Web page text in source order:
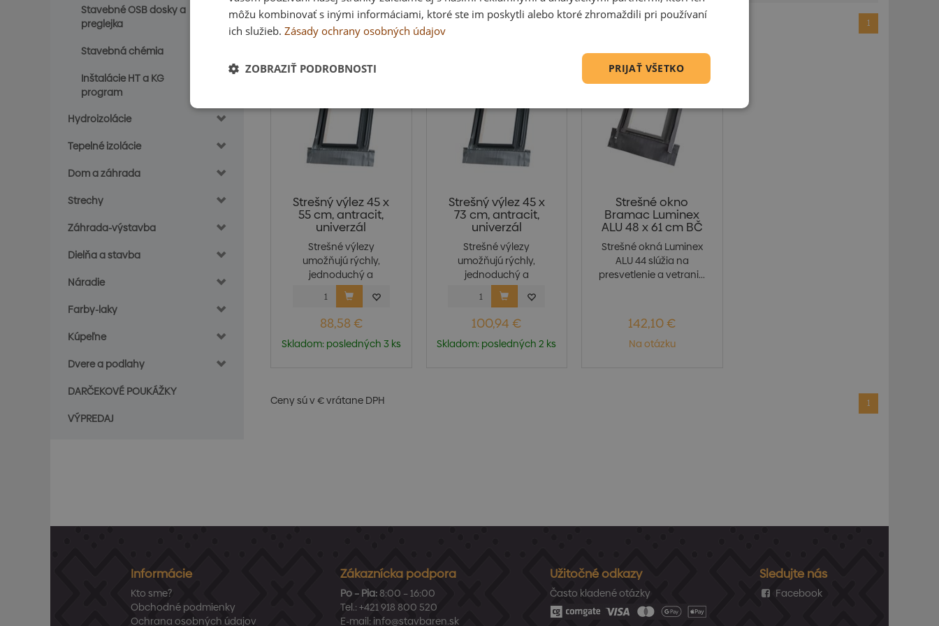
Stavebné OSB dosky a
preglejka
Stavebná chémia
Inštalácie HT a KG
program
Hydroizolácie
Tepelné izolácie
Dom a záhrada
Strechy
Záhrada-výstavba
Dielňa a stavba
Náradie
Farby-laky
Kúpeľne
Dvere a podlahy
DARČEKOVÉ POUKÁŽKY
VÝPREDAJ
Skladom Sezóna Top Novinka Výpredaj 1
Strešný výlez 45 x
55 cm, antracit,
univerzál
Strešné výlezy
umožňujú rýchly,
jednoduchý a
bezpečný prístu...
88,58 €
Skladom: posledných 3 ks
Strešný výlez 45 x
73 cm, antracit,
univerzál
Strešné výlezy
umožňujú rýchly,
jednoduchý a
bezpečný prístu...
100,94 €
Skladom: posledných 2 ks
Strešné okno
Bramac Luminex
ALU 48 x 61 cm BČ
Strešné okná Luminex
ALU 44 slúžia na
presvetlenie a vetrani...
142,10 €
Na otázku
Ceny sú v € vrátane DPH 1
Informácie
Kto sme?
Obchodné podmienky
Ochrana osobných údajov
Zákaznícka podpora
Po – Pia: 8:00 – 16:00
Tel.: +421 918 800 520
E-mail: info@stavbaren.sk
Užitočné odkazy
Často kladené otázky
Sledujte nás
Facebook
môžu kombinovať s inými informáciami, ktoré ste im poskytli alebo ktoré zhromaždili pri používaní
ich služieb. Zásady ochrany osobných údajov
PRIJAŤ VŠETKO
ZOBRAZIŤ PODROBNOSTI